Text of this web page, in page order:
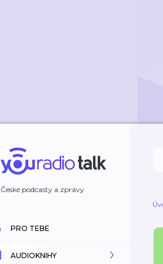
České podcasty a zprávy
PRO TEBE
AUDIOKNIHY